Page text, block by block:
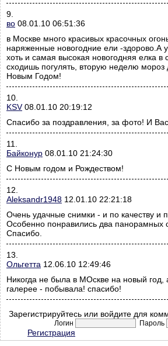
9.
во 08.01.10 06:51:36
в Москве много красивых красочных
наряженные новогодние ели -здорово.А
хоть и самая высокая новогодняя елка в
сходишь погулять, вторую неделю
Новым Годом!
10.
KSV08.01.10 20:19:12
Спасибо за поздравления, за фото! И
11.
Байконур 08.01.10 21:24:30
С Новым годом и Рождеством!
12.
Aleksandr1948 12.01.10 22:21:18
Очень удачные снимки - и по качеству и
Особенно понравились два панорамных
Спасибо.
13.
Ольгетта 12.06.10 12:49:46
Никогда не была в МОскве на новый год,
галерее - побывала! спасибо!
Зарегистрируйтесь или войдите для
Логин Пароль
Регистрация